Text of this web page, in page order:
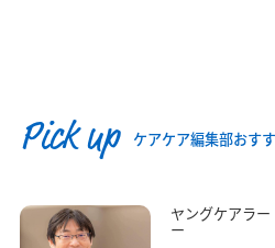
Pick up ケアケア編集部おす
ヤングケアラ
ー